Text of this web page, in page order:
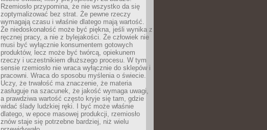
Rzemiosło przypomina, że nie wszystko da się
zoptymalizować bez strat. Że pewne rzeczy
wymagają czasu i właśnie dlatego mają wartość.
Że niedoskonałość może być piękna, jeśli wynika z
ręcznej pracy, a nie z bylejakości. Że człowiek nie
musi być wyłącznie konsumentem gotowych
produktów, lecz może być twórcą, opiekunem
rzeczy i uczestnikiem dłuższego procesu. W tym
sensie rzemiosło nie wraca wyłącznie do sklepów i
pracowni. Wraca do sposobu myślenia o świecie.
Uczy, że trwałość ma znaczenie, że materia
zasługuje na szacunek, że jakość wymaga uwagi,
a prawdziwa wartość często kryje się tam, gdzie
widać ślady ludzkiej ręki. I być może właśnie
dlatego, w epoce masowej produkcji, rzemiosło
znów staje się potrzebne bardziej, niż wielu